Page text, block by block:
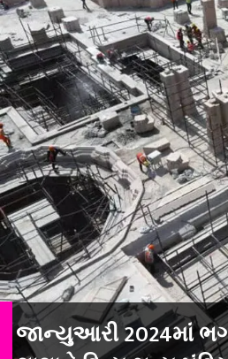
જાન્યુઆરી 2024માં